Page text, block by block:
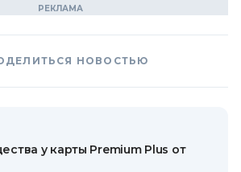
НОВОСТЬЮ
у карты Premium Plus от